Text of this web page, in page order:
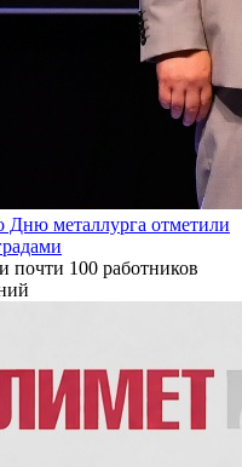
Дню металлурга отметили
почти 100 работников